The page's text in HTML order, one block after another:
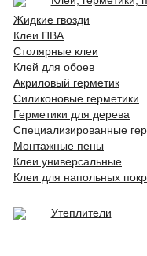
Жидкие гвозди
Клеи ПВА
Столярные клеи
Клей для обоев
Акриловый герметик
Силиконовые герметики
Герметики для дерева
Специализированные
Монтажные пены
Клеи универсальные
Клеи для напольных
Утеплители